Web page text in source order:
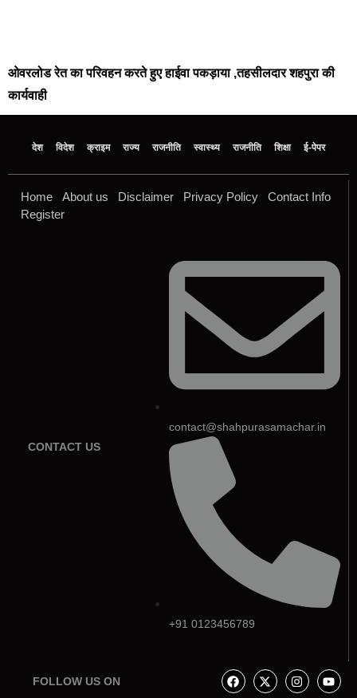
ओवरलोड रेत का परिवहन करते हुए हाईवा पकड़ाया ,तहसीलदार शहपुरा की
कार्यवाही
देश विदेश क्राइम राज्य राजनीति स्वास्थ्य राजनीति शिक्षा ई-पेपर
Home About us Disclaimer Privacy Policy
Contact Info
Register
CONTACT US
contact@shahpurasamachar.in
+91 0123456789
FOLLOW US ON